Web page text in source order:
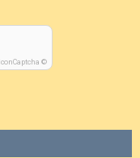
IconCaptcha ©